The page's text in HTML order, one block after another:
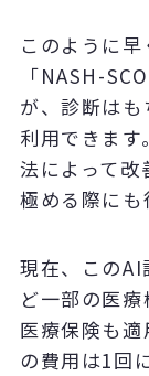
このように
「NASH-
が、診断は
利用できま
法によって
極める際にも
現在、このAI
ど一部の医
医療保険も
の費用は1回